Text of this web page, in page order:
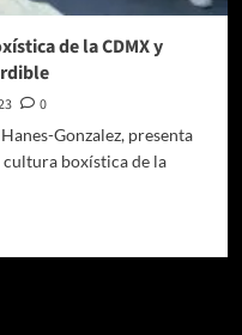
de la CDMX y
0
Gonzalez, presenta
cultura boxística de la